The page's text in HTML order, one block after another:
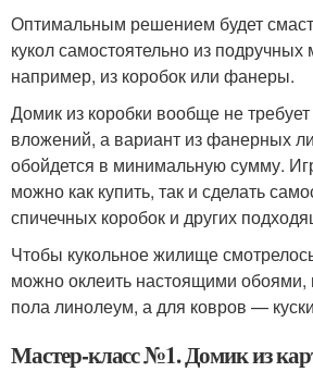
Оптимальным решением будет
кукол самостоятельно из
например, из коробок или фанеры.
Домик из коробки вообще не
вложений, а вариант из фанерных
обойдется в минимальную сумму.
можно как купить, так и сделать
спичечных коробок и других
Чтобы кукольное жилище
можно оклеить настоящими обоями,
пола линолеум, а для ковров —
Мастер-класс №1. Домик из